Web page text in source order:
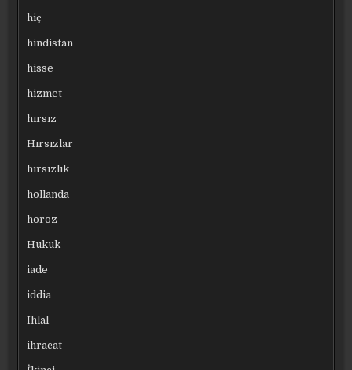
hiç
hindistan
hisse
hizmet
hırsız
Hırsızlar
hırsızlık
hollanda
horoz
Hukuk
iade
iddia
Ihlal
ihracat